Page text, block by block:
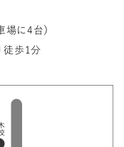
場に4台）
徒歩1分